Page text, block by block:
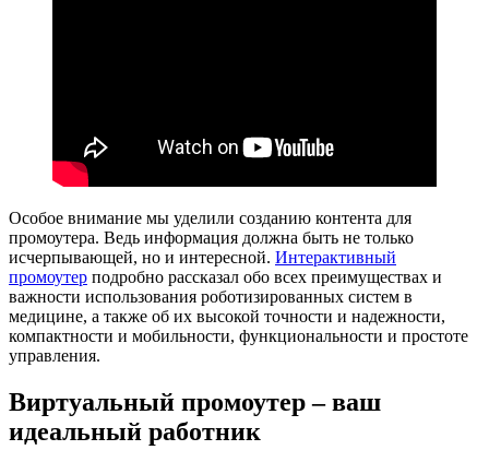
Особое внимание мы уделили созданию контента для
промоутера. Ведь информация должна быть не только
исчерпывающей, но и интересной. Интерактивный
промоутер подробно рассказал обо всех преимуществах и
важности использования роботизированных систем в
медицине, а также об их высокой точности и надежности,
компактности и мобильности, функциональности и простоте
управления.
Виртуальный промоутер – ваш
идеальный работник